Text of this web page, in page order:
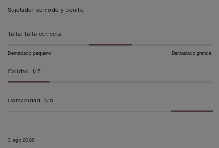
5
5
3 ago 2026
Sujetador cómodo y bonito
Talla: Talla correcta
Demasiado pequeño Demasiado grande
Calidad: 1/5
Comodidad: 5/5